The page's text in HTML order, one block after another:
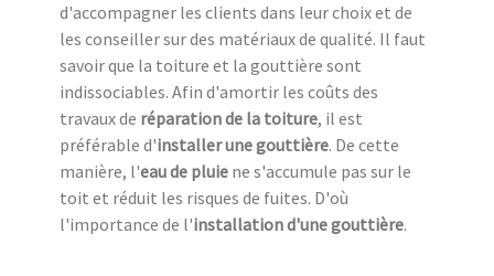
d'accompagner les clients dans leur choix et de
les conseiller sur des matériaux de qualité. Il faut
savoir que la toiture et la gouttière sont
indissociables. Afin d'amortir les coûts des
travaux de réparation de la toiture, il est
préférable d'installer une gouttière. De cette
manière, l'eau de pluie ne s'accumule pas sur le
toit et réduit les risques de fuites. D'où
l'importance de l'installation d'une gouttière.